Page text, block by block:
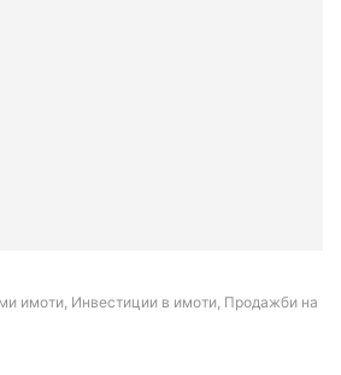
имоти, Инвестиции в имоти, Продажби на